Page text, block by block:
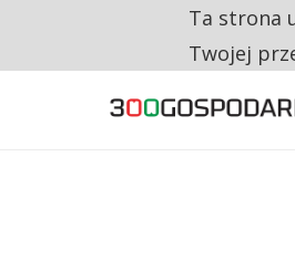
Ta strona
Twojej